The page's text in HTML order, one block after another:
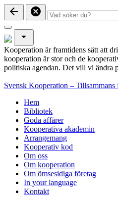
arrow_back cancel
arrow_drop_down
Kooperation är framtidens sätt att
kooperation är stor och de
politiska agendan. Det vill vi ändra
Svensk Kooperation –
Hem
Bibliotek
Goda affärer
Kooperativa akademin
Arrangemang
Kooperativ kod
Om oss
Om kooperation
Om ömsesidiga företag
In your language
Kontakt